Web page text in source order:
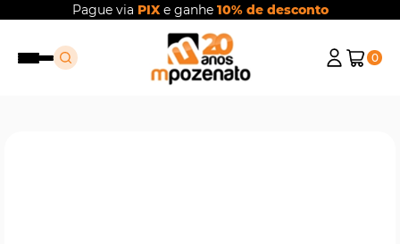
Pague via PIXe ganhe 10% de desconto
0